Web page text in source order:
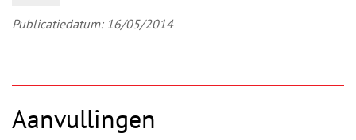
Publicatiedatum: 16/05/2014
Aanvullingen